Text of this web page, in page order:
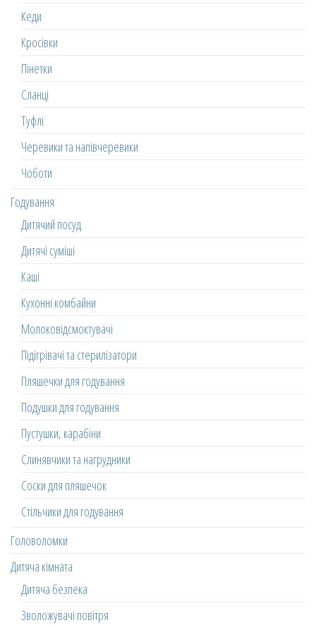
Кеди
Кросівки
Пінетки
Сланці
Туфлі
Черевики та напівчеревики
Чоботи
Годування
Дитячий посуд
Дитячі суміші
Каші
Кухонні комбайни
Молоковідсмоктувачі
Підігрівачі та стерилізатори
Пляшечки для годування
Подушки для годування
Пустушки, карабіни
Слинявчики та нагрудники
Соски для пляшечок
Стільчики для годування
Головоломки
Дитяча кімната
Дитяча безпека
Зволожувачі повітря